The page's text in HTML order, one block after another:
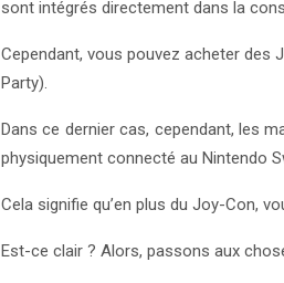
sont intégrés directement dans la
Cependant, vous pouvez acheter des
Party).
Dans ce dernier cas, cependant, les
physiquement connecté au Nintendo
Cela signifie qu’en plus du Joy-Con,
Est-ce clair ? Alors, passons aux